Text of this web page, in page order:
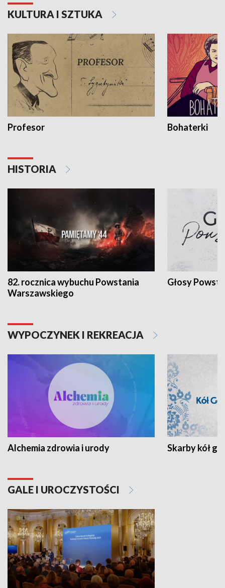
KULTURA I SZTUKA
Profesor Bohaterki
HISTORIA
82. rocznica wybuchu Powstania
Warszawskiego
Głosy
WYPOCZYNEK I REKREACJA
Alchemia zdrowia i urody Skarby kół
GALE I UROCZYSTOŚCI